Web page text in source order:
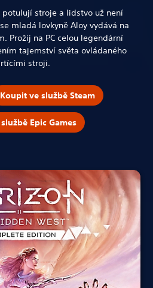
potulují stroje a lidstvo už není
mladá lovkyně Aloy vydává na
Prožij na PC celou legendární
tajemství světa ovládaného
stroji.
Koupit ve službě Steam
Epic Games